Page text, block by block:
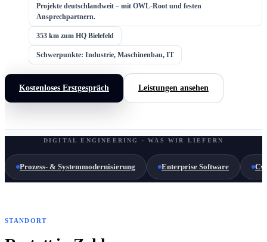
Projekte deutschlandweit – mit OWL-Root und festen
Ansprechpartnern.
353 km zum HQ Bielefeld
Schwerpunkte: Industrie, Maschinenbau, IT
Kostenloses Erstgespräch Leistungen ansehen
DIGITAL ENGINEERING · WAS WIR LIEFERN
Prozess- & Systemmodernisierung Enterprise Software
STANDORT